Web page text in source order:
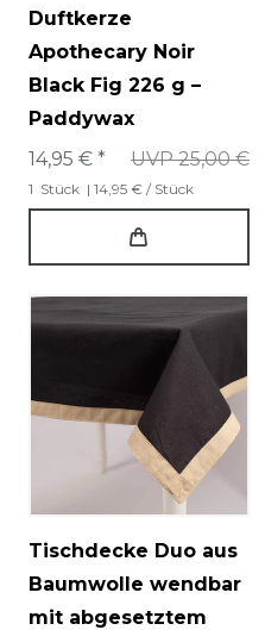
Duftkerze
Apothecary Noir
Black Fig 226 g –
Paddywax
UVP 25,00 €
14,95 € *
1 Stück | 14,95 € / Stück
Tischdecke Duo aus
Baumwolle wendbar
mit abgesetztem